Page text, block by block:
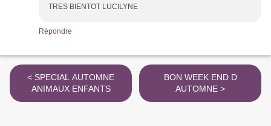
TRES BIENTOT LUCILYNE
Répondre
< SPECIAL AUTOMNE
ANIMAUX ENFANTS
BON WEEK END D
AUTOMNE >